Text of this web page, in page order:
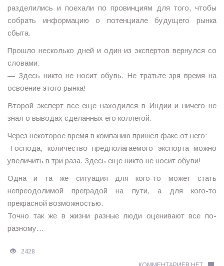
разделились и поехали по провинциям для того, чтобы
собрать информацию о потенциале будущего рынка
сбыта.
Прошло несколько дней и один из экспертов вернулся со
словами:
— Здесь никто не носит обувь. Не тратьте зря время на
освоение этого рынка!
Второй эксперт все еще находился в Индии и ничего не
знал о выводах сделанных его коллегой.
Через некоторое время в компанию пришел факс от него:
-Господа, количество предполагаемого экспорта можно
увеличить в три раза. Здесь еще никто не носит обуви!
Одна и та же ситуация для кого-то может стать
непреодолимой преградой на пути, а для кого-то
прекрасной возможностью.
Точно так же в жизни разные люди оценивают все по-
разному…
2428